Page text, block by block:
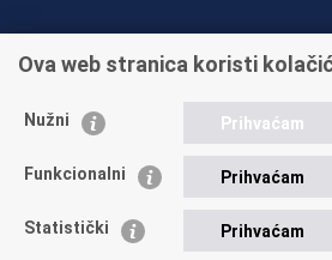
+385 1 45
Postavite
Ova web stranica koristi
Nužni Prihvaćam
Funkcionalni Prihvaćam
Statistički Prihvaćam